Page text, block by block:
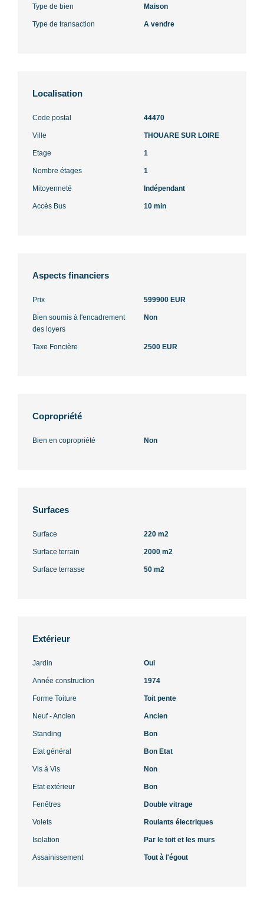
Type de bien Maison
Type de transaction A vendre
Localisation
Code postal 44470
Ville THOUARE SUR LOIRE
Etage 1
Nombre étages 1
Mitoyenneté Indépendant
Accès Bus 10 min
Aspects financiers
Prix 599900 EUR
Bien soumis à l'encadrement
des loyers
Non
Taxe Foncière 2500 EUR
Copropriété
Bien en copropriété Non
Surfaces
Surface 220 m2
Surface terrain 2000 m2
Surface terrasse 50 m2
Extérieur
Jardin Oui
Année construction 1974
Forme Toiture Toit pente
Neuf - Ancien Ancien
Standing Bon
Etat général Bon Etat
Vis à Vis Non
Etat extérieur Bon
Fenêtres Double vitrage
Volets Roulants électriques
Isolation Par le toit et les murs
Assainissement Tout à l'égout